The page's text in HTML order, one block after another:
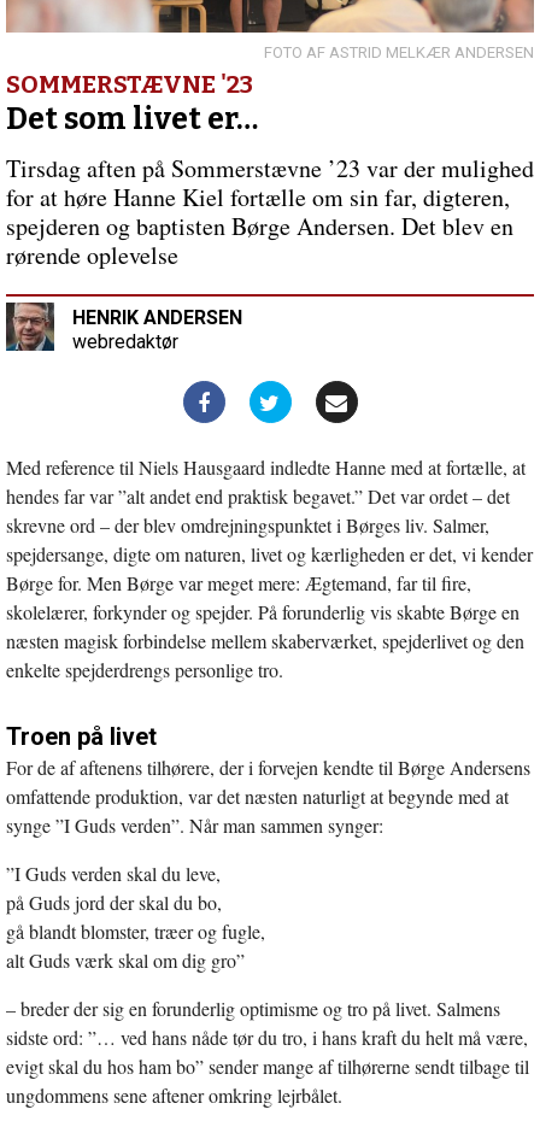
Sommerstævne
med
et
brag
af
en
koncert
ASTRID MELKÆR ANDERSEN
SOMMERSTÆVNE '23
Det som livet er…
Tirsdag aften på Sommerstævne ’23 var der mulighed
for at høre Hanne Kiel fortælle om sin far, digteren,
spejderen og baptisten Børge Andersen. Det blev en
rørende oplevelse
HENRIK ANDERSEN
webredaktør
Med reference til Niels Hausgaard indledte Hanne med at fortælle, at
hendes far var ”alt andet end praktisk begavet.” Det var ordet – det
skrevne ord – der blev omdrejningspunktet i Børges liv. Salmer,
spejdersange, digte om naturen, livet og kærligheden er det, vi kender
Børge for. Men Børge var meget mere: Ægtemand, far til fire,
skolelærer, forkynder og spejder. På forunderlig vis skabte Børge en
næsten magisk forbindelse mellem skaberværket, spejderlivet og den
enkelte spejderdrengs personlige tro.
Troen på livet
For de af aftenens tilhørere, der i forvejen kendte til Børge Andersens
omfattende produktion, var det næsten naturligt at begynde med at
synge ”I Guds verden”. Når man sammen synger:
”I Guds verden skal du leve,
på Guds jord der skal du bo,
gå blandt blomster, træer og fugle,
alt Guds værk skal om dig gro”
– breder der sig en forunderlig optimisme og tro på livet. Salmens
sidste ord: ”… ved hans nåde tør du tro, i hans kraft du helt må være,
evigt skal du hos ham bo” sender mange af tilhørerne sendt tilbage til
ungdommens sene aftener omkring lejrbålet.